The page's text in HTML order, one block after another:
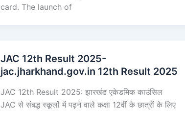
card. The launch of
JAC 12th Result 2025-
jac.jharkhand.gov.in 12th Result 2025
JAC 12th Result 2025: झारखंड एकेडमिक काउंसिल
JAC से संबद्ध स्कूलों में पढ़ने वाले कक्षा 12वीं के छात्रों के लिए